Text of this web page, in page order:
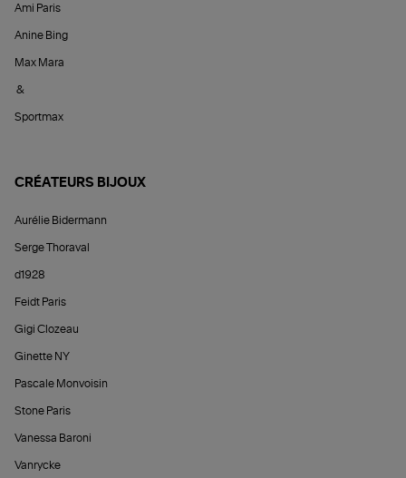
Ami Paris
Anine Bing
Max Mara
&
Sportmax
CRÉATEURS BIJOUX
Aurélie Bidermann
Serge Thoraval
d1928
Feidt Paris
Gigi Clozeau
Ginette NY
Pascale Monvoisin
Stone Paris
Vanessa Baroni
Vanrycke